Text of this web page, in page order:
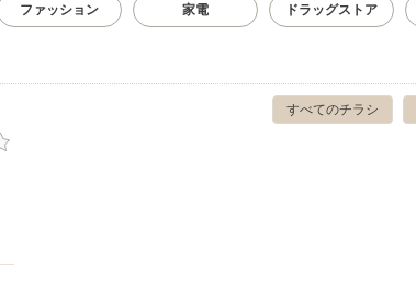
ファッション 家電 ドラッグストア
すべてのチラシ